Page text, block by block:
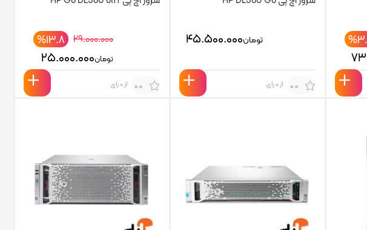
تومان۴۵.۵۰۰.۰۰۰
0.0 از 0 رای
۲۹.۰۰۰.۰۰۰
تومان۲۵.۰۰۰.۰۰۰
%۱۳.۸
0.0 از 0 رای